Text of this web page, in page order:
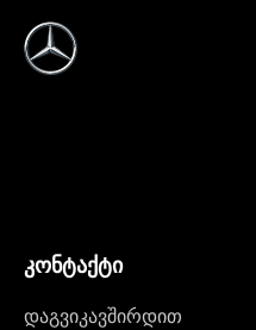
კონტაქტი
დაგვიკავშირდით